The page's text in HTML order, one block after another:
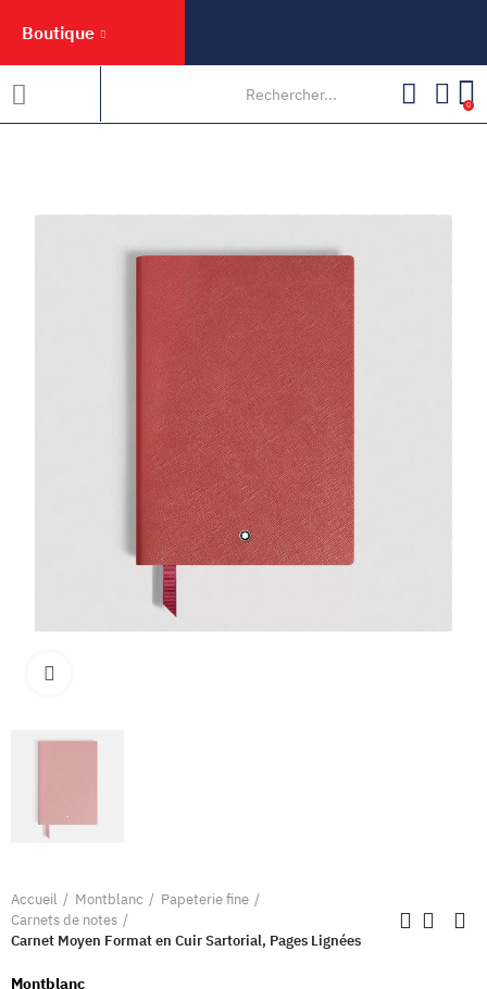
Boutique
0
Accueil Montblanc
Papeterie fine
Carnets de notes
Carnet Moyen Format en Cuir Sartorial, Pages Lignées
Montblanc